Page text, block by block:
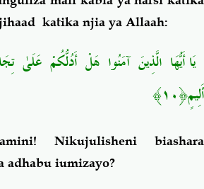
katika njia ya Allaah:
يَا أَيُّهَا الَّذِينَ آمَنُوا هَلْ أَدُلُّكُمْ عَلَىٰ
أَلِيمٍ﴿١٠﴾
Nikujulisheni biashara
adhabu iumizayo?